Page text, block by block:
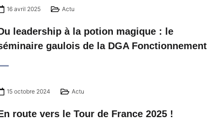
16 avril 2025 Actu
leadership à la potion magique : le
gaulois de la DGA Fonctionnement
15 octobre 2024 Actu
route vers le Tour de France 2025 !